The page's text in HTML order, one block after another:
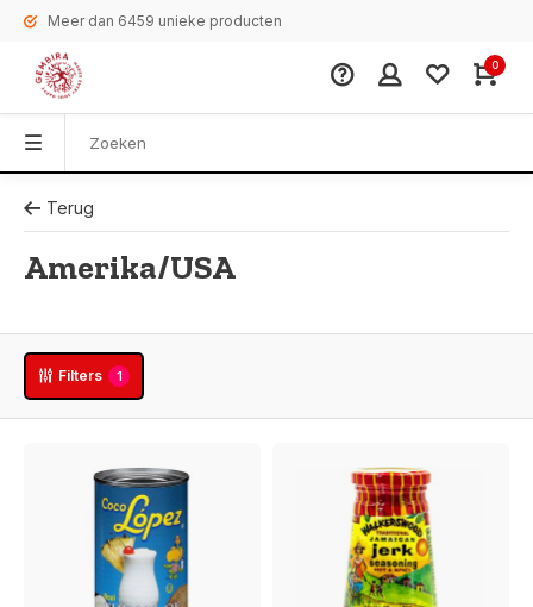
Meer dan 6459 unieke producten
0
Terug
Amerika/USA
Filters 1